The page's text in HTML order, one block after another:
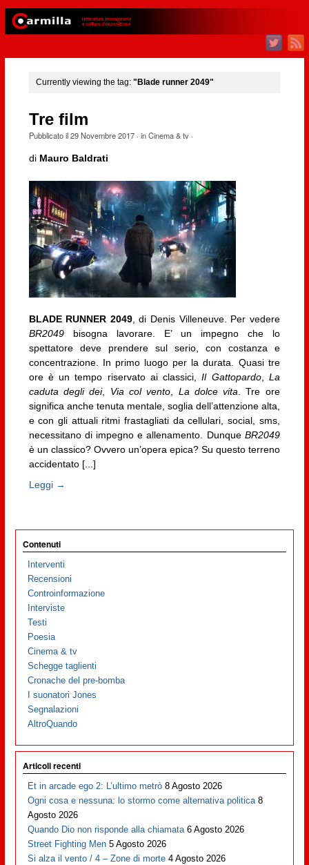
Currently viewing the tag: "Blade runner 2049"
Tre film
Pubblicato il29 Novembre 2017· inCinema & tv·
di Mauro Baldrati
BLADE RUNNER 2049, di Denis Villeneuve. Per vedere
BR2049bisogna lavorare. E’ un impegno che lo
spettatore deve prendere sul serio, con costanza e
concentrazione. In primo luogo per la durata. Quasi tre
ore è un tempo riservato ai classici,Il Gattopardo, La
caduta degli dei, Via col vento, La dolce vita. Tre ore
significa anche tenuta mentale, soglia dell’attenzione alta,
e con gli attuali ritmi frastagliati da cellulari, social, sms,
necessitano di impegno e allenamento. Dunque BR2049
è un classico? Ovvero un’opera epica? Su questo terreno
accidentato [...]
Leggi →
Contenuti
Interventi
Recensioni
Controinformazione
Interviste
Testi
Poesia
Cinema & tv
Schegge taglienti
Cronache del pre-bomba
I suonatori Jones
Segnalazioni
AltroQuando
Articoli recenti
Et in arcade ego 2: L’ultimo metrò 8 Agosto 2026
Ogni cosa e nessuna: lo stormo come alternativa politica 8
Agosto 2026
Quando Dio non risponde alla chiamata 6 Agosto 2026
Street Fighting Men 5 Agosto 2026
Si alza il vento / 4 – Zone di morte 4 Agosto 2026